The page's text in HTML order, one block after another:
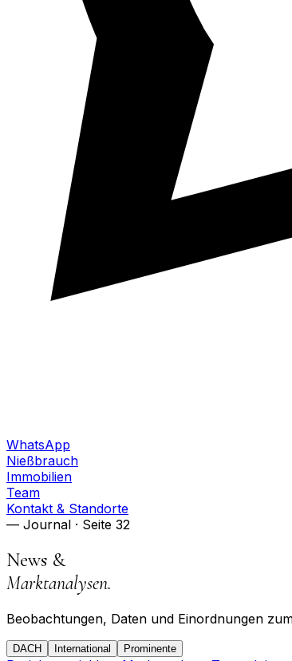
WhatsApp
Nießbrauch
Immobilien
Team
Kontakt & Standorte
— Journal · Seite 32
News &
Marktanalysen.
Beobachtungen, Daten und Einordnungen
DACH International Prominente